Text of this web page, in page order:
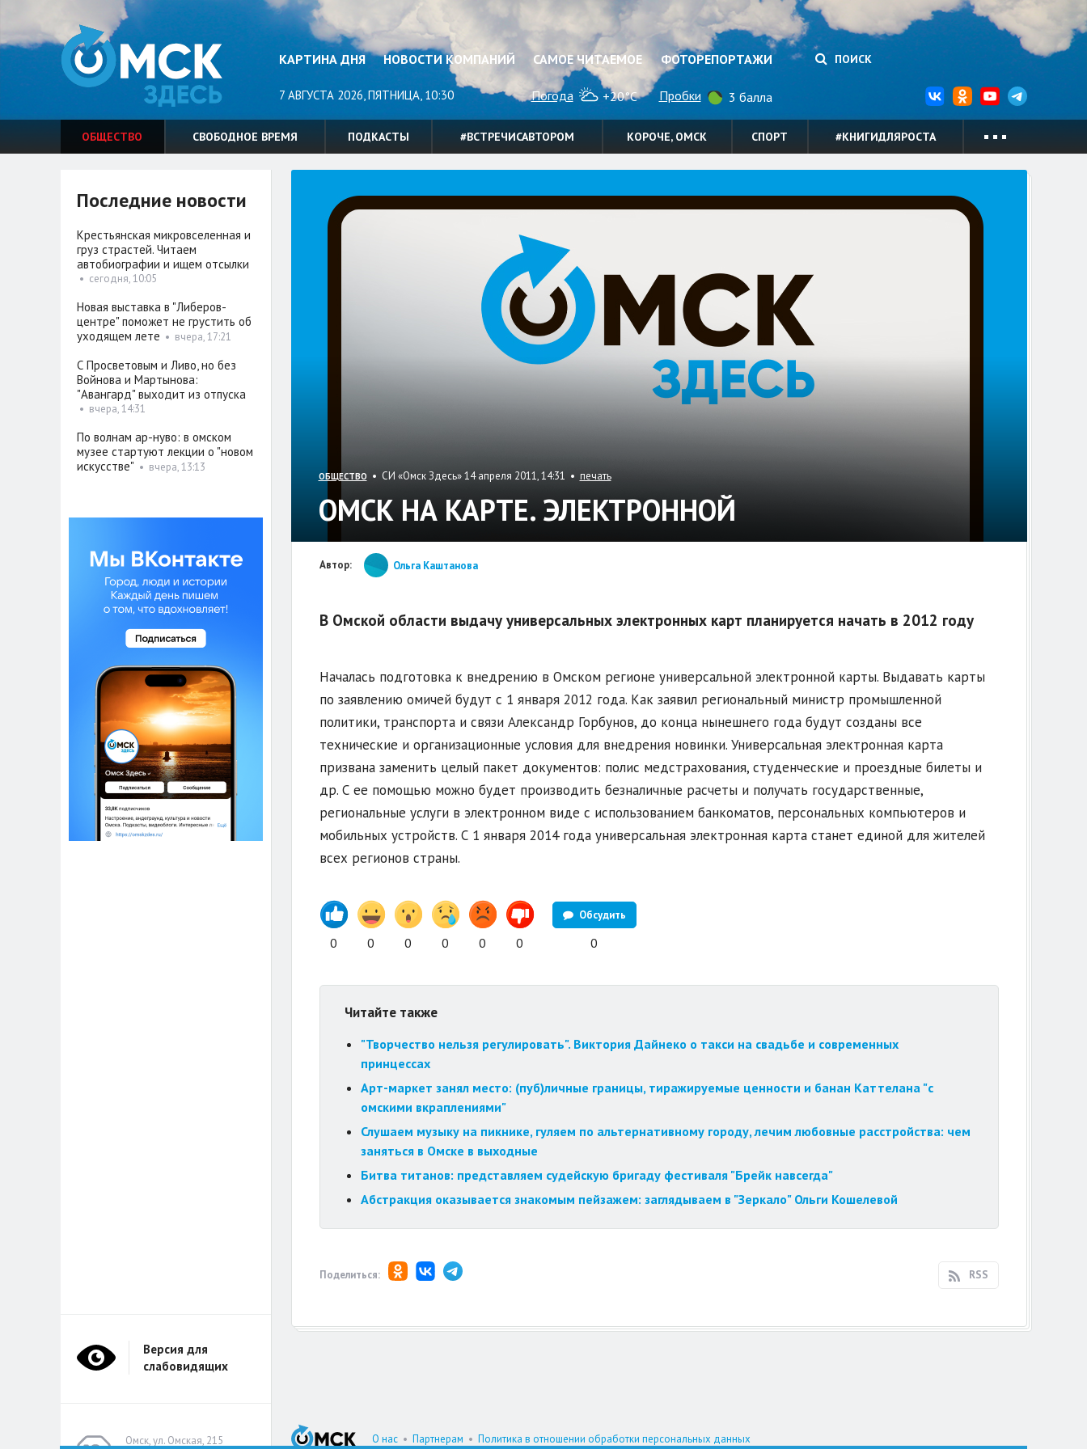
КАРТИНА ДНЯ НОВОСТИ КОМПАНИЙ САМОЕ ЧИТАЕМОЕ ФОТОРЕПОРТАЖИ ПОИСК
7 АВГУСТА 2026, ПЯТНИЦА, 10:30 Погода +20°C Пробки 3 балла
ОБЩЕСТВО СВОБОДНОЕ ВРЕМЯ ПОДКАСТЫ #ВСТРЕЧИСАВТОРОМ КОРОЧЕ, ОМСК СПОРТ #КНИГИДЛЯРОСТА
ОБЩЕСТВО • СИ «Омск Здесь» 14 апреля 2011, 14:31 • печать
ОМСК НА КАРТЕ. ЭЛЕКТРОННОЙ
Автор: Ольга Каштанова
В Омской области выдачу универсальных электронных карт планируется начать в 2012 году
Началась подготовка к внедрению в Омском регионе универсальной электронной карты. Выдавать карты
по заявлению омичей будут с 1 января 2012 года. Как заявил региональный министр промышленной
политики, транспорта и связи Александр Горбунов, до конца нынешнего года будут созданы все
технические и организационные условия для внедрения новинки. Универсальная электронная карта
призвана заменить целый пакет документов: полис медстрахования, студенческие и проездные билеты и
др. С ее помощью можно будет производить безналичные расчеты и получать государственные,
региональные услуги в электронном виде с использованием банкоматов, персональных компьютеров и
мобильных устройств. С 1 января 2014 года универсальная электронная карта станет единой для жителей
всех регионов страны.
0 0 0 0 0 0
Обсудить
0
Читайте также
"Творчество нельзя регулировать". Виктория Дайнеко о такси на свадьбе и современных
принцессах
Арт-маркет занял место: (пуб)личные границы, тиражируемые ценности и банан Каттелана "с
омскими вкраплениями"
Слушаем музыку на пикнике, гуляем по альтернативному городу, лечим любовные расстройства: чем
заняться в Омске в выходные
Битва титанов: представляем судейскую бригаду фестиваля "Брейк навсегда"
Абстракция оказывается знакомым пейзажем: заглядываем в "Зеркало" Ольги Кошелевой
Поделиться: RSS
Последние новости
Крестьянская микровселенная и
груз страстей. Читаем
автобиографии и ищем отсылки
• сегодня, 10:05
Новая выставка в "Либеров-
центре" поможет не грустить об
уходящем лете • вчера, 17:21
С Просветовым и Ливо, но без
Войнова и Мартынова:
"Авангард" выходит из отпуска
• вчера, 14:31
По волнам ар-нуво: в омском
музее стартуют лекции о "новом
искусстве" • вчера, 13:13
О нас• Партнерам • Политика в отношении обработки персональных данных
Омск, ул. Омская, 215
Версия для
слабовидящих